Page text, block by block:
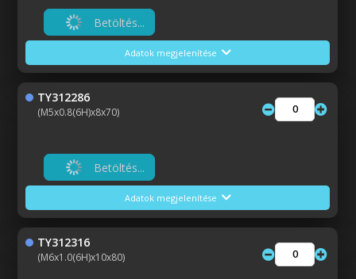
Betöltés...
Adatok megjelenítése
TY312286
(M5x0.8(6H)x8x70)
Betöltés...
Adatok megjelenítése
TY312316
(M6x1.0(6H)x10x80)